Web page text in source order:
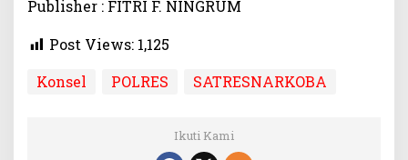
Publisher : FITRI F. NINGRUM
Post Views: 1,125
Konsel
POLRES SATRESNARKOBA
Ikuti Kami